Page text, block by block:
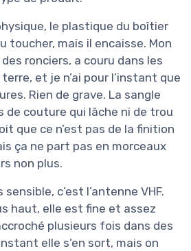
le plastique du boîtier
toucher, mais il encaisse. Mon
ronciers, a couru dans les
et je n’ai pour l’instant que
Rien de grave. La sangle
de couture qui lâche ni de trou
que ce n’est pas de la finition
ça ne part pas en morceaux
non plus.
c’est l’antenne VHF.
haut, elle est fine et assez
plusieurs fois dans des
elle s’en sort, mais on